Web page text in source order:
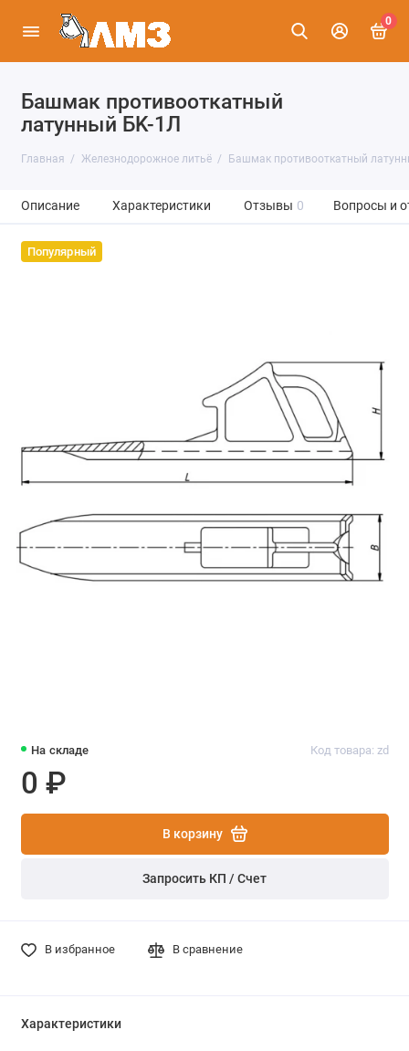
0
Башмак противооткатный
латунный БK-1Л
Главная Железнодорожное литьё Башмак противооткатный
Описание Характеристики Отзывы 0 Вопросы и
Популярный
На складе Код товара: zd
0 ₽
В корзину
Запросить КП / Счет
В избранное В сравнение
Характеристики